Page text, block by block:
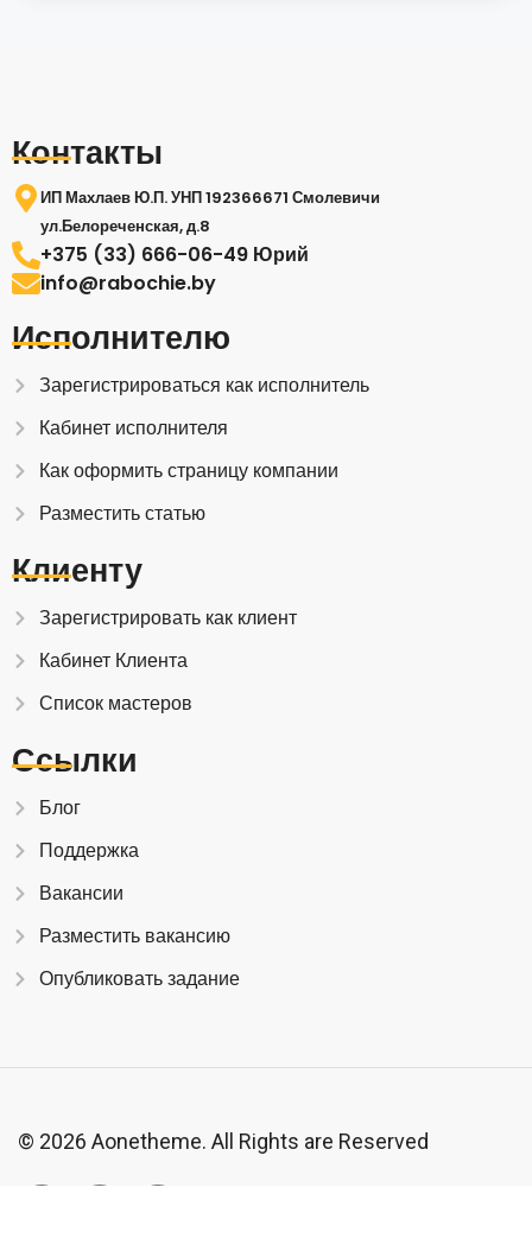
Контакты
ИП Махлаев Ю.П. УНП 192366671 Смолевичи
ул.Белореченская, д.8
+375 (33) 666-06-49 Юрий
info@rabochie.by
Исполнителю
Зарегистрироваться как исполнитель
Кабинет исполнителя
Как оформить страницу компании
Разместить статью
Клиенту
Зарегистрировать как клиент
Кабинет Клиента
Список мастеров
Ссылки
Блог
Поддержка
Вакансии
Разместить вакансию
Опубликовать задание
© 2026 Aonetheme. All Rights are Reserved